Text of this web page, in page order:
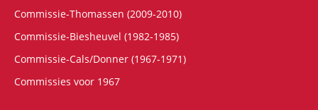
Commissie-Thomassen (2009-2010)
Commissie-Biesheuvel (1982-1985)
Commissie-Cals/Donner (1967-1971)
Commissies voor 1967